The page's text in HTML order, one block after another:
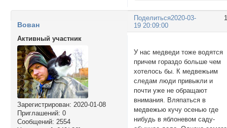
Поделиться2020-03-
19 20:09:00
Вован
Активный участник
Зарегистрирован: 2020-01-08
Приглашений: 0
Сообщений: 2554
У нас медведи тоже водятся
причем гораздо больше чем
хотелось бы. К медвежьим
следам люди привыкли и
почти уже не обращают
внимания. Вляпаться в
медвежью кучу осенью где
нибудь в яблоневом саду-